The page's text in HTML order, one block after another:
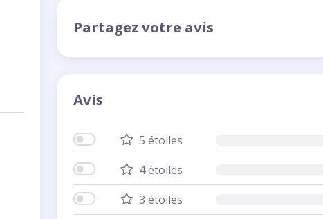
Partagez votre avis
Avis
5 étoiles
4 étoiles
3 étoiles